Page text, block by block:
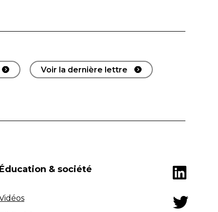
Voir la dernière lettre
& société